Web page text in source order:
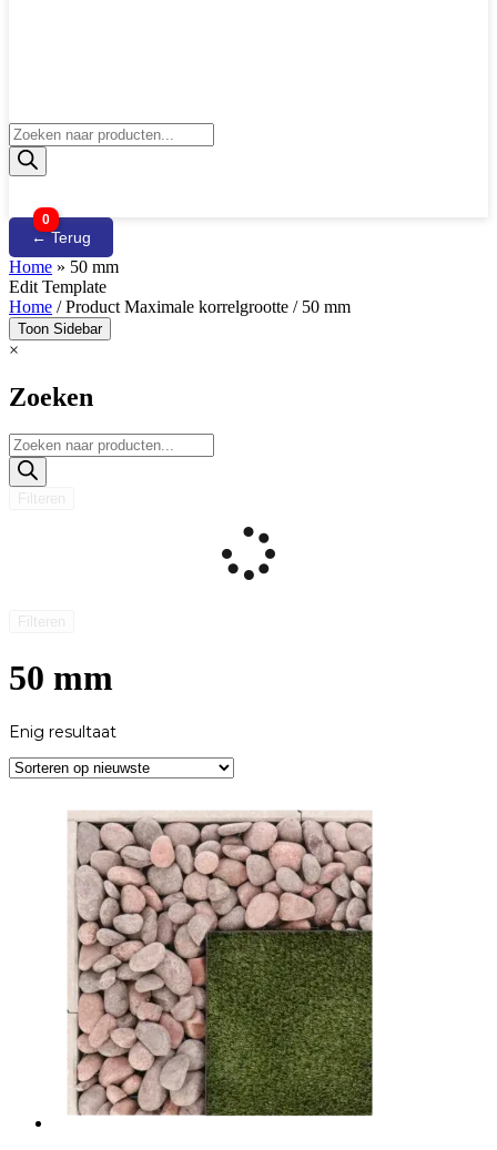
Producten
zoeken
0
← Terug
Home » 50 mm
Edit Template
Home / Product Maximale korrelgrootte / 50 mm
Toon Sidebar
×
Zoeken
Producten
zoeken
50 mm
Enig resultaat